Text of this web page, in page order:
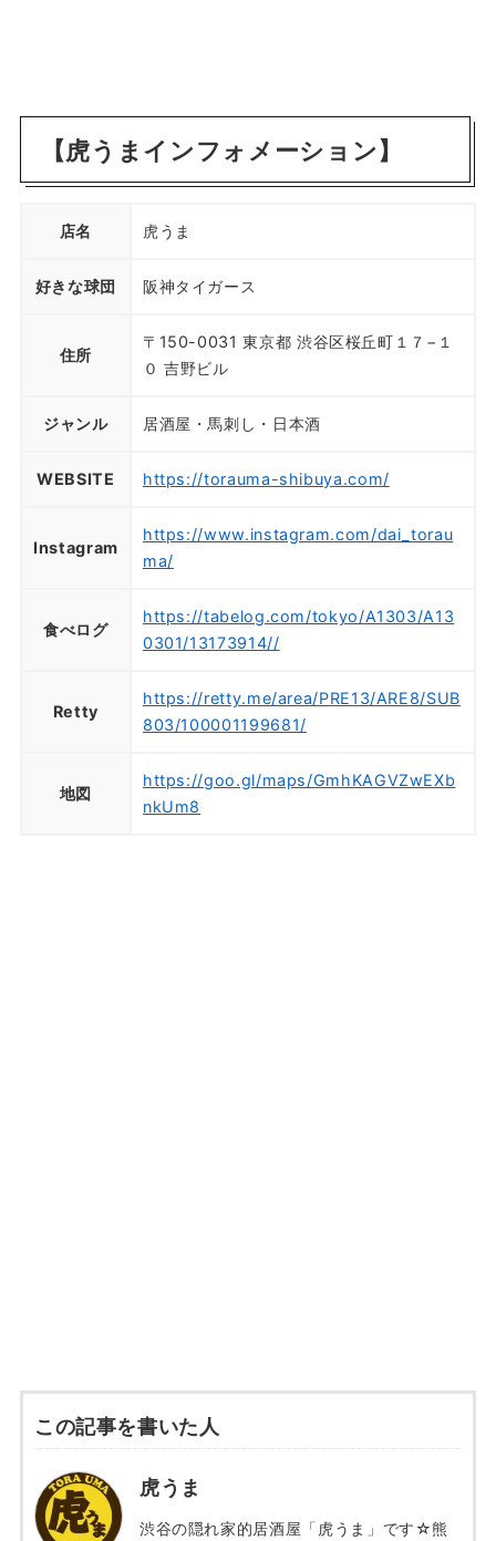
【虎うまインフォメーション】
店名 虎うま
好きな球団 阪神タイガース
住所
〒150-0031 東京都 渋谷区桜丘町１７−１
０ 吉野ビル
ジャンル 居酒屋・馬刺し・日本酒
WEBSITE https://torauma-shibuya.com/
Instagram
https://www.instagram.com/dai_torau
ma/
食べログ
https://tabelog.com/tokyo/A1303/A13
0301/13173914//
Retty
https://retty.me/area/PRE13/ARE8/SUB
803/100001199681/
地図
https://goo.gl/maps/GmhKAGVZwEXb
nkUm8
この記事を書いた人
虎うま
渋谷の隠れ家的居酒屋「虎うま」です☆熊